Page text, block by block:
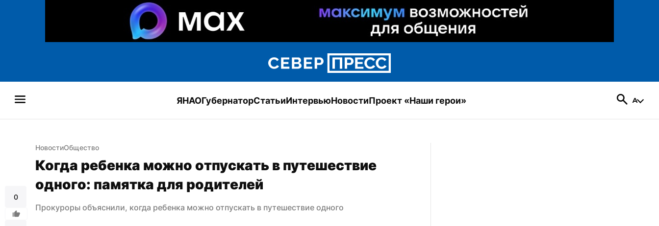
ЯНАОГубернаторСтатьиИнтервьюНовостиПроект «Наши герои»
0
НовостиОбщество
Когда ребенка можно отпускать в путешествие
одного: памятка для родителей
Прокуроры объяснили, когда ребенка можно отпускать в путешествие одного